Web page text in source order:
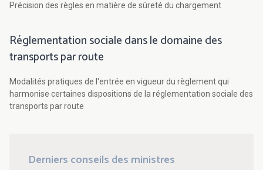
Précision des règles en matière de sûreté du chargement
Réglementation sociale dans le domaine des
transports par route
Modalités pratiques de l'entrée en vigueur du règlement qui
harmonise certaines dispositions de la réglementation sociale des
transports par route
Derniers conseils des ministres